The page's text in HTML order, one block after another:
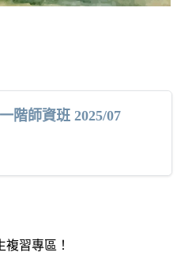
階師資班 2025/07
複習專區！